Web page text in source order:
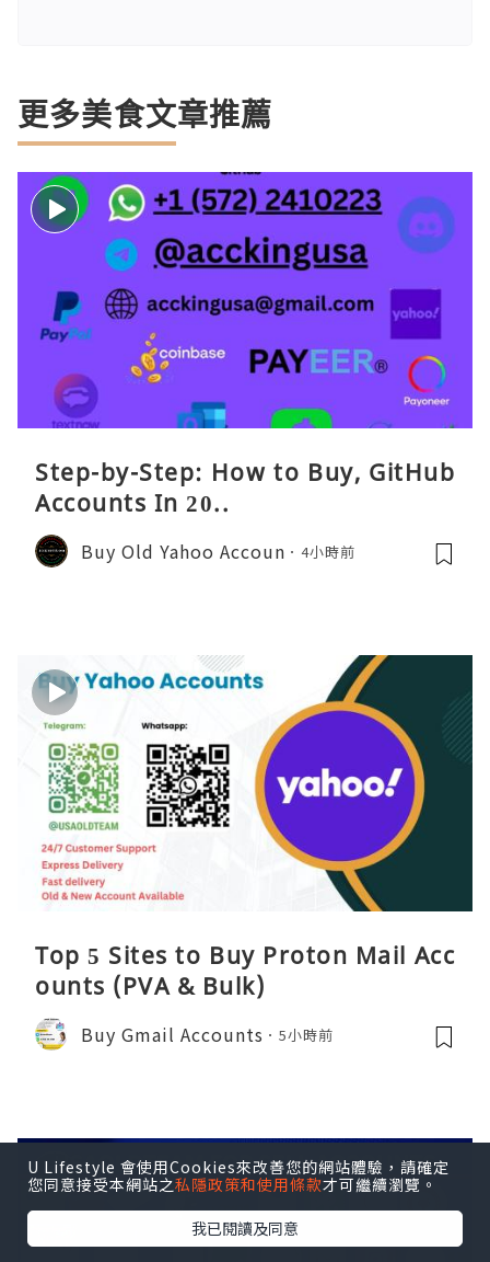
更多美食文章推薦
Step-by-Step: How to Buy, GitHub
Accounts In 20..
Buy Old Yahoo Accoun 4小時前
Top 5 Sites to Buy Proton Mail Acc
ounts (PVA & Bulk)
Buy Gmail Accounts 5小時前
U Lifestyle 會使用Cookies來改善您的網站體驗，請確定
您同意接受本網站之私隱政策和使用條款才可繼續瀏覽。
我已閱讀及同意